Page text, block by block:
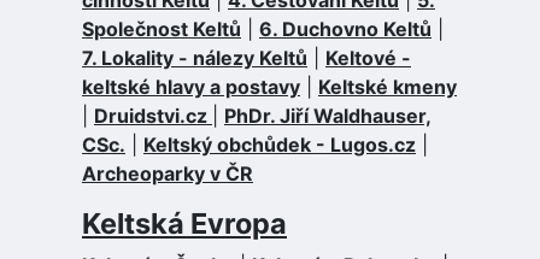
Společnost Keltů
6. Duchovno Keltů
7. Lokality - nálezy Keltů
Keltové -
keltské hlavy a postavy
Keltské kmeny
Druidstvi.cz
PhDr. Jiří Waldhauser,
CSc.
Keltský obchůdek - Lugos.cz
Archeoparky v ČR
Keltská Evropa